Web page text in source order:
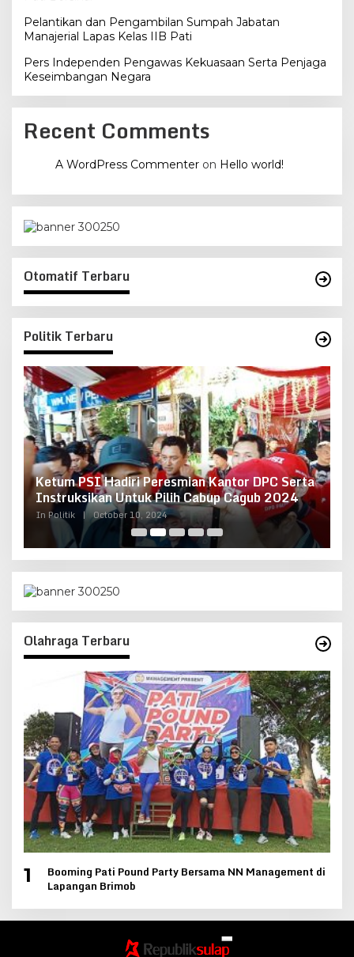
Pelantikan dan Pengambilan Sumpah Jabatan
Manajerial Lapas Kelas IIB Pati
Pers Independen Pengawas Kekuasaan Serta Penjaga
Keseimbangan Negara
Recent Comments
A WordPress Commenter on Hello world!
Otomatif Terbaru
Politik Terbaru
Ketum PSI Hadiri Peresmian Kantor DPC Serta
Instruksikan Untuk Pilih Cabup Cagub 2024
In Politik | October 10, 2024
Olahraga Terbaru
1
Booming Pati Pound Party Bersama NN Management di
Lapangan Brimob